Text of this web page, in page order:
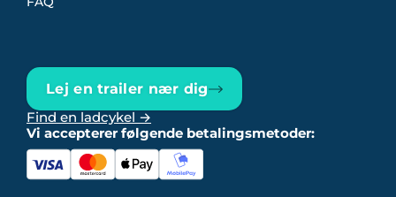
Lej en trailer nær dig
Find en ladcykel →
Vi accepterer følgende betalingsmetoder: